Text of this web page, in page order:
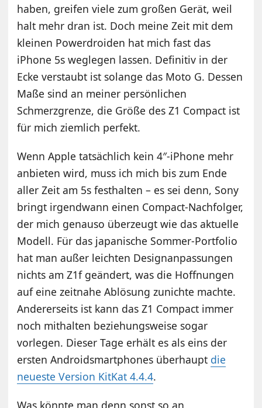
haben, greifen viele zum großen Gerät, weil
halt mehr dran ist. Doch meine Zeit mit dem
kleinen Powerdroiden hat mich fast das
iPhone 5s weglegen lassen. Definitiv in der
Ecke verstaubt ist solange das Moto G. Dessen
Maße sind an meiner persönlichen
Schmerzgrenze, die Größe des Z1 Compact ist
für mich ziemlich perfekt.
Wenn Apple tatsächlich kein 4″-iPhone mehr
anbieten wird, muss ich mich bis zum Ende
aller Zeit am 5s festhalten – es sei denn, Sony
bringt irgendwann einen Compact-Nachfolger,
der mich genauso überzeugt wie das aktuelle
Modell. Für das japanische Sommer-Portfolio
hat man außer leichten Designanpassungen
nichts am Z1f geändert, was die Hoffnungen
auf eine zeitnahe Ablösung zunichte machte.
Andererseits ist kann das Z1 Compact immer
noch mithalten beziehungsweise sogar
vorlegen. Dieser Tage erhält es als eins der
ersten Androidsmartphones überhaupt die
neueste Version KitKat 4.4.4.
Was könnte man denn sonst so an